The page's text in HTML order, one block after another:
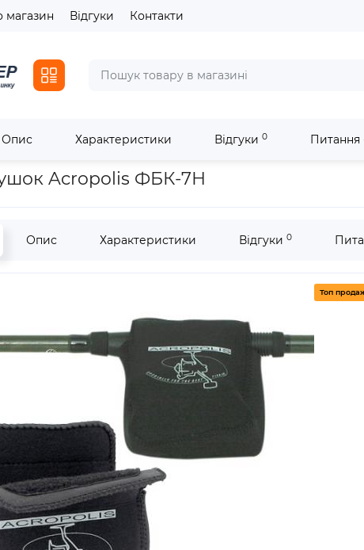
магазин Відгуки Контакти
Опис Характеристики Відгуки 0 Питання
та зберігання Футляр для котушок Acropolis ФБК-7Н
Acropolis ФБК-7Н
Опис Характеристики Відгуки 0
Топ